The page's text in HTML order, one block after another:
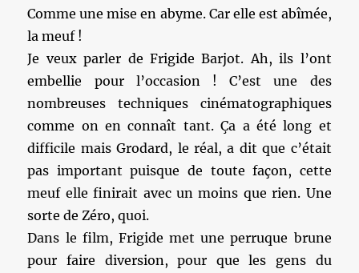
Comme une mise en abyme. Car elle est abîmée,
la meuf !
Je veux parler de Frigide Barjot. Ah, ils l’ont
embellie pour l’occasion ! C’est une des
nombreuses techniques cinématographiques
comme on en connaît tant. Ça a été long et
difficile mais Grodard, le réal, a dit que c’était
pas important puisque de toute façon, cette
meuf elle finirait avec un moins que rien. Une
sorte de Zéro, quoi.
Dans le film, Frigide met une perruque brune
pour faire diversion, pour que les gens du